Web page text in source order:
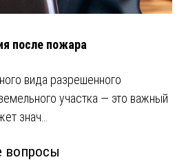
после пожара
вида разрешенного
участка — это важный
знач…
вопросы